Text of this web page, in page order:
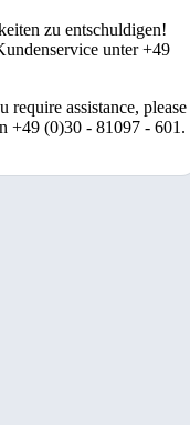
zu entschuldigen!
unter +49
assistance, please
+49 (0)30 - 81097 - 601.